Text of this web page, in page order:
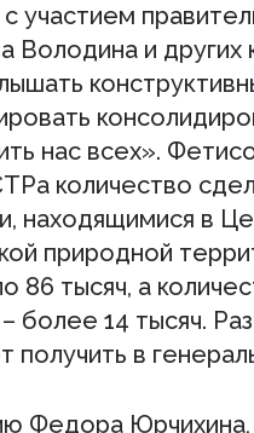
с участием
Володина и
нас всех».
количество
находящимися в
природной
86 тысяч, а
– более 14 тысяч.
получить в
Федора Юрчихина,